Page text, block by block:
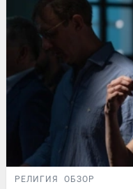
РЕЛИГИЯ ОБЗОР